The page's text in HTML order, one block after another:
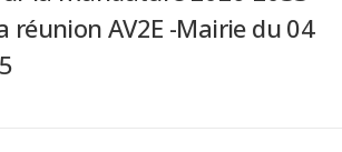
réunion AV2E -Mairie du 04